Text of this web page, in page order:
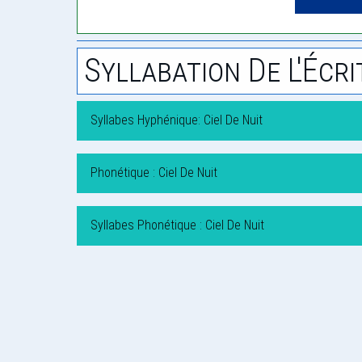
Syllabation De
Syllabes Hyphénique: Ciel De Nuit
Phonétique : Ciel De Nuit
Syllabes Phonétique : Ciel De Nuit